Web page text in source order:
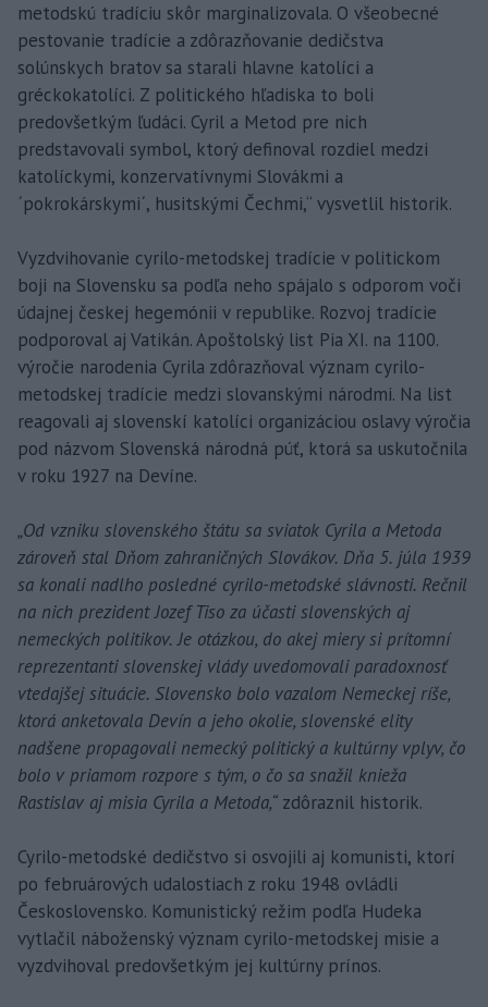
metodskú tradíciu skôr marginalizovala. O všeobecné
pestovanie tradície a zdôrazňovanie dedičstva
solúnskych bratov sa starali hlavne katolíci a
gréckokatolíci. Z politického hľadiska to boli
predovšetkým ľudáci. Cyril a Metod pre nich
predstavovali symbol, ktorý definoval rozdiel medzi
katolíckymi, konzervatívnymi Slovákmi a
´pokrokárskymi´, husitskými Čechmi,“ vysvetlil historik.
Vyzdvihovanie cyrilo-metodskej tradície v politickom
boji na Slovensku sa podľa neho spájalo s odporom voči
údajnej českej hegemónii v republike. Rozvoj tradície
podporoval aj Vatikán. Apoštolský list Pia XI. na 1100.
výročie narodenia Cyrila zdôrazňoval význam cyrilo-
metodskej tradície medzi slovanskými národmi. Na list
reagovali aj slovenskí katolíci organizáciou oslavy výročia
pod názvom Slovenská národná púť, ktorá sa uskutočnila
v roku 1927 na Devíne.
„Od vzniku slovenského štátu sa sviatok Cyrila a Metoda
zároveň stal Dňom zahraničných Slovákov. Dňa 5. júla 1939
sa konali nadlho posledné cyrilo-metodské slávnosti. Rečnil
na nich prezident Jozef Tiso za účasti slovenských aj
nemeckých politikov. Je otázkou, do akej miery si prítomní
reprezentanti slovenskej vlády uvedomovali paradoxnosť
vtedajšej situácie. Slovensko bolo vazalom Nemeckej ríše,
ktorá anketovala Devín a jeho okolie, slovenské elity
nadšene propagovali nemecký politický a kultúrny vplyv, čo
bolo v priamom rozpore s tým, o čo sa snažil knieža
Rastislav aj misia Cyrila a Metoda,“ zdôraznil historik.
Cyrilo-metodské dedičstvo si osvojili aj komunisti, ktorí
po februárových udalostiach z roku 1948 ovládli
Československo. Komunistický režim podľa Hudeka
vytlačil náboženský význam cyrilo-metodskej misie a
vyzdvihoval predovšetkým jej kultúrny prínos.